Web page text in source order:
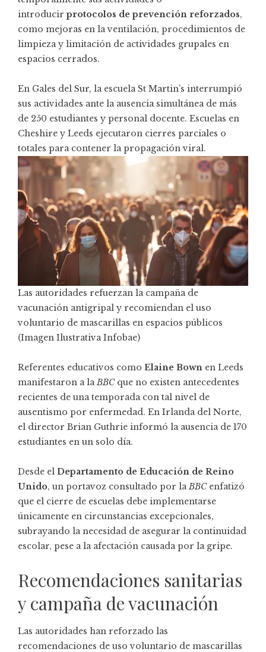
introducir protocolos de prevención reforzados,
como mejoras en la ventilación, procedimientos de
limpieza y limitación de actividades grupales en
espacios cerrados.
En Gales del Sur, la escuela St Martin’s interrumpió
sus actividades ante la ausencia simultánea de más
de 250 estudiantes y personal docente. Escuelas en
Cheshire y Leeds ejecutaron cierres parciales o
totales para contener la propagación viral.
Las autoridades refuerzan la campaña de
vacunación antigripal y recomiendan el uso
voluntario de mascarillas en espacios públicos
(Imagen Ilustrativa Infobae)
Referentes educativos como Elaine Bown en Leeds
manifestaron a la BBCque no existen antecedentes
recientes de una temporada con tal nivel de
ausentismo por enfermedad. En Irlanda del Norte,
el director Brian Guthrie informó la ausencia de 170
estudiantes en un solo día.
Desde el Departamento de Educación de Reino
Unido, un portavoz consultado por la BBCenfatizó
que el cierre de escuelas debe implementarse
únicamente en circunstancias excepcionales,
subrayando la necesidad de asegurar la continuidad
escolar, pese a la afectación causada por la gripe.
Recomendaciones sanitarias
y campaña de vacunación
Las autoridades han reforzado las
recomendaciones de uso voluntario de mascarillas